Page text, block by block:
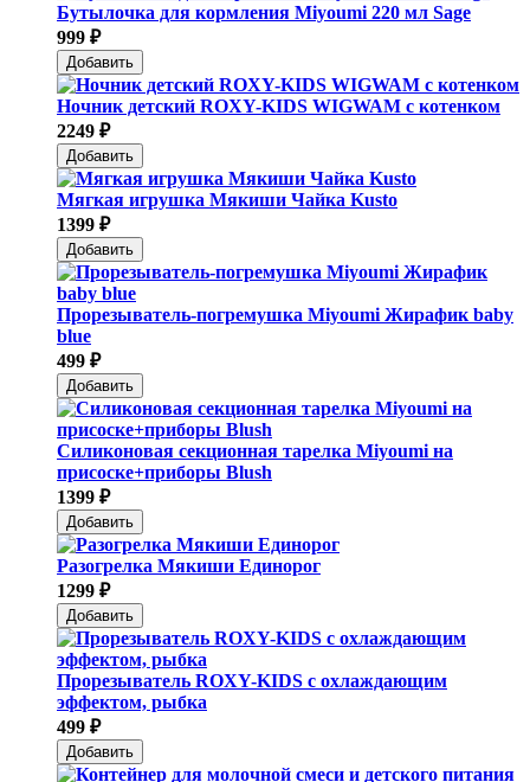
Бутылочка для кормления Miyoumi 220 мл Sage
999 ₽
Добавить
Ночник детский ROXY-KIDS WIGWAM с котенком
2249 ₽
Добавить
Мягкая игрушка Мякиши Чайка Kusto
1399 ₽
Добавить
Прорезыватель-погремушка Мiyoumi Жирафик baby
blue
499 ₽
Добавить
Силиконовая секционная тарелка Мiyoumi на
присоске+приборы Blush
1399 ₽
Добавить
Разогрелка Мякиши Единорог
1299 ₽
Добавить
Прорезыватель ROXY-KIDS с охлаждающим
эффектом, рыбка
499 ₽
Добавить